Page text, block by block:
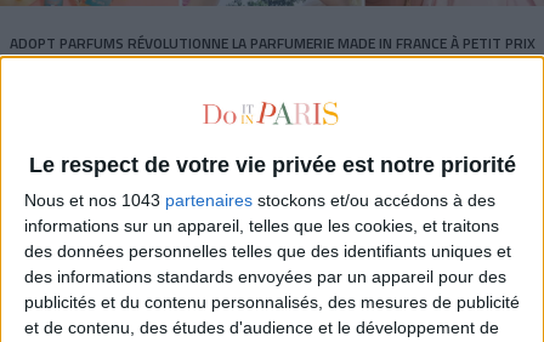
Le respect de votre vie privée est notre priorité
Nous et nos 1043 partenaires stockons et/ou accédons à des
informations sur un appareil, telles que les cookies, et traitons
des données personnelles telles que des identifiants uniques et
des informations standards envoyées par un appareil pour des
publicités et du contenu personnalisés, des mesures de publicité
et de contenu, des études d'audience et le développement de
ADOPT PARFUMS RÉVOLUTIONNE LA PARFUMERIE MADE IN FRANCE À PETIT PRIX